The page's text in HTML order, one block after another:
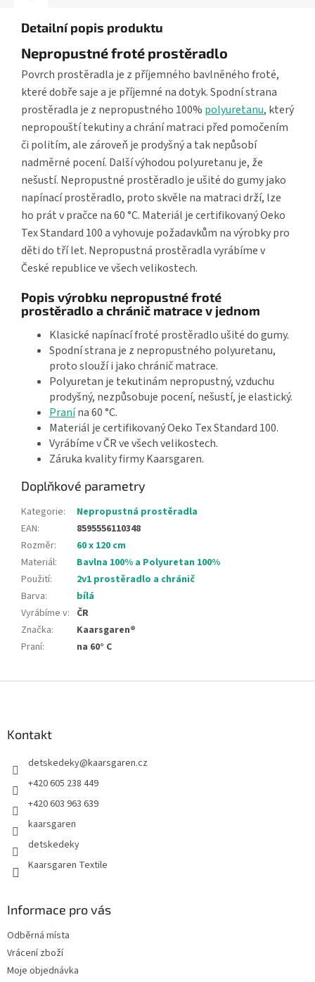
Detailní popis produktu
Nepropustné froté prostěradlo
Povrch prostěradla je z příjemného bavlněného froté,
které dobře saje a je příjemné na dotyk. Spodní strana
prostěradla je z nepropustného 100% polyuretanu, který
nepropouští tekutiny a chrání matraci před pomočením
či politím, ale zároveň je prodyšný a tak nepůsobí
nadměrné pocení. Další výhodou polyuretanu je, že
nešustí. Nepropustné prostěradlo je ušité do gumy jako
napínací prostěradlo, proto skvěle na matraci drží, lze
ho prát v pračce na 60 °C. Materiál je certifikovaný Oeko
Tex Standard 100 a vyhovuje požadavkům na výrobky pro
děti do tří let. Nepropustná prostěradla vyrábíme v
České republice ve všech velikostech.
Popis výrobku nepropustné froté
prostěradlo a chránič matrace v jednom
Klasické napínací froté prostěradlo ušité do gumy.
Spodní strana je z nepropustného polyuretanu,
proto slouží i jako chránič matrace.
Polyuretan je tekutinám nepropustný, vzduchu
prodyšný, nezpůsobuje pocení, nešustí, je elastický.
Pranína 60 °C.
Materiál je certifikovaný Oeko Tex Standard 100.
Vyrábíme v ČR ve všech velikostech.
Záruka kvality firmy Kaarsgaren.
Doplňkové parametry
Kategorie:
Nepropustná prostěradla
EAN:
8595556110348
Rozměr:
60 x 120 cm
Materiál:
Bavlna 100% a Polyuretan 100%
Použití:
2v1 prostěradlo a chránič
Barva:
bílá
Vyrábíme v: ČR
Značka:
Kaarsgaren®
Praní: na 60° C
Kontakt
detskedeky@kaarsgaren.cz
+420 605 238 449
+420 603 963 639
kaarsgaren
detskedeky
Kaarsgaren Textile
Informace pro vás
Odběrná místa
Vrácení zboží
Moje objednávka